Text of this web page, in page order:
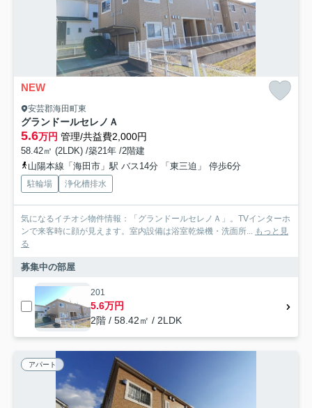
NEW
安芸郡海田町東
グランドールセレノＡ
5.6万円 管理/共益費2,000円
58.42㎡ (2LDK) /築21年 /2階建
山陽本線「海田市」駅 バス14分 「東三迫」 停歩6分
駐輪場 浄化槽排水
気になるイチオシ物件情報：「グランドールセレノＡ」。TVインターホ
ンで来客時に顔が見えます。室内設備は浴室乾燥機・洗面所... もっと見
る
募集中の部屋
201
5.6万円
2階 / 58.42㎡ / 2LDK
アパート